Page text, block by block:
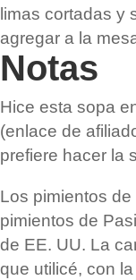
limas cortadas y
agregar a la
Notas
Hice esta sopa
(enlace de
prefiere hacer la
Los pimientos
pimientos de
de EE. UU. La
que utilicé, con